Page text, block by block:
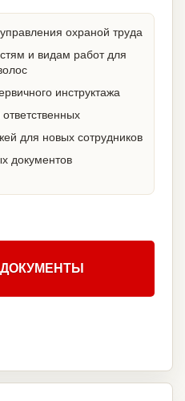
охраной труда
и видам работ для
инструктажа
для новых сотрудников
документов